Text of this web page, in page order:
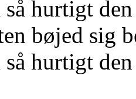
hurtigt
bøjed sig
hurtigt